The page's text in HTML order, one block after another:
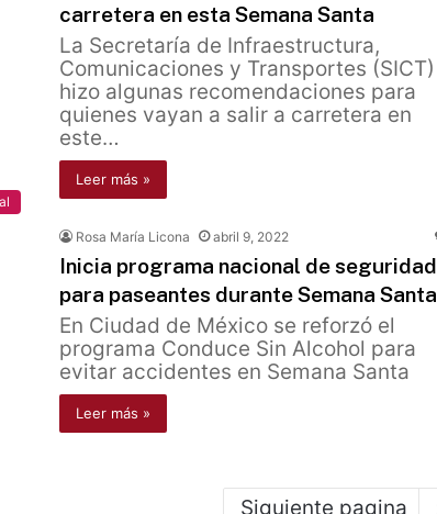
carretera en esta Semana Santa
La Secretaría de Infraestructura,
Comunicaciones y Transportes (SICT)
hizo algunas recomendaciones para
quienes vayan a salir a carretera en
este…
Leer más »
Rosa María Licona abril 9, 2022
Inicia programa nacional de seguridad
para paseantes durante Semana Santa
En Ciudad de México se reforzó el
programa Conduce Sin Alcohol para
evitar accidentes en Semana Santa
Leer más »
Siguiente pagina